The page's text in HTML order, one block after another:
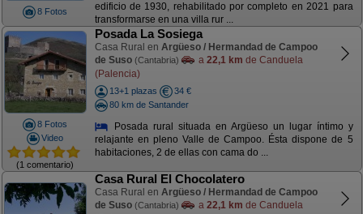
8 Fotos
edificio de 1930, rehabilitado por completo en 2021 para
transformarse en una villa rur ...
8 Fotos
Video
(1 comentario)
Posada La Sosiega
Casa Rural en Argüeso / Hermandad de Campoo
de Suso (Cantabria) a 22,1 km de Canduela
(Palencia)
13+1 plazas
34 €
80 km de Santander
Posada rural situada en Argüeso un lugar íntimo y
relajante en pleno Valle de Campoo. Ésta dispone de 5
habitaciones, 2 de ellas con cama do ...
Casa Rural El Chocolatero
Casa Rural en Argüeso / Hermandad de Campoo
de Suso (Cantabria) a 22,1 km de Canduela